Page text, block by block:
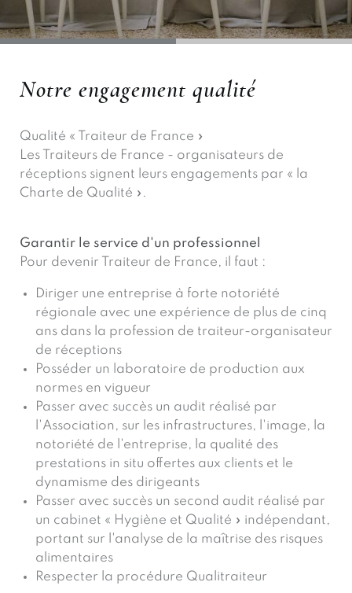
Boutique en ligne
Le Domaine de la Baratonne au coeur
La Villa Brignac
Lieux partenaires référencés
Qui sommes-nous ?
Portrait & Histoire
Notre engagement qualité
Qualité « Traiteur de France »
Les Traiteurs de France - organisateurs de
réceptions signent leurs engagements par « la
Charte de Qualité ».
Garantir le service d'un professionnel
Pour devenir Traiteur de France, il faut :
Diriger une entreprise à forte notoriété
régionale avec une expérience de plus de cinq
ans dans la profession de traiteur-organisateur
de réceptions
Posséder un laboratoire de production aux
normes en vigueur
Passer avec succès un audit réalisé par
l'Association, sur les infrastructures, l'image, la
notoriété de l'entreprise, la qualité des
prestations in situ offertes aux clients et le
dynamisme des dirigeants
Passer avec succès un second audit réalisé par
un cabinet « Hygiène et Qualité » indépendant,
portant sur l'analyse de la maîtrise des risques
alimentaires
Respecter la procédure Qualitraiteur